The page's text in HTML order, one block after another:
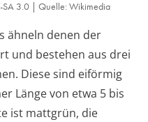
SA 3.0 | Quelle: Wikimedia
ähneln denen der
und bestehen aus drei
Diese sind eiförmig
Länge von etwa 5 bis
ist mattgrün, die